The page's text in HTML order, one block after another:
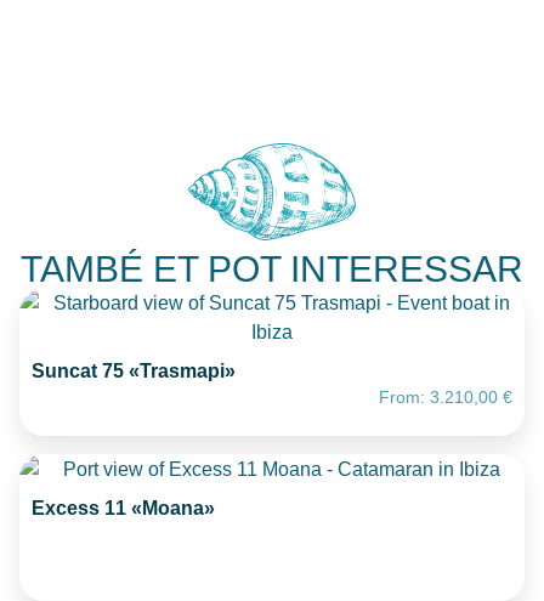
TAMBÉ ET POT INTERESSAR
Suncat 75 «Trasmapi»
From: 3.210,00 €
Excess 11 «Moana»